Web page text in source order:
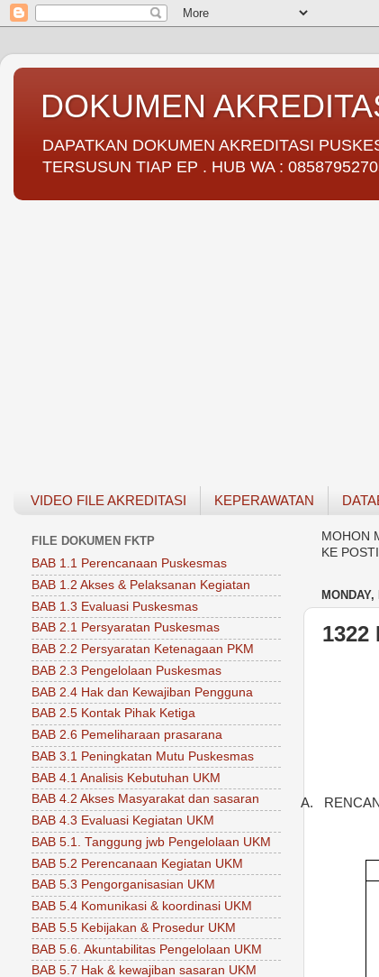
DOKUMEN
DAPATKAN DOKUMEN AKREDITASI
TERSUSUN TIAP EP . HUB WA :
VIDEO FILE AKREDITASI KEPERAWATAN
MOHON
KE
1322
A.
FILE DOKUMEN FKTP
BAB 1.1 Perencanaan Puskesmas
BAB 1.2 Akses & Pelaksanan Kegiatan
BAB 1.3 Evaluasi Puskesmas
BAB 2.1 Persyaratan Puskesmas
BAB 2.2 Persyaratan Ketenagaan PKM
BAB 2.3 Pengelolaan Puskesmas
BAB 2.4 Hak dan Kewajiban Pengguna
BAB 2.5 Kontak Pihak Ketiga
BAB 2.6 Pemeliharaan prasarana
BAB 3.1 Peningkatan Mutu Puskesmas
BAB 4.1 Analisis Kebutuhan UKM
BAB 4.2 Akses Masyarakat dan sasaran
BAB 4.3 Evaluasi Kegiatan UKM
BAB 5.1. Tanggung jwb Pengelolaan UKM
BAB 5.2 Perencanaan Kegiatan UKM
BAB 5.3 Pengorganisasian UKM
BAB 5.4 Komunikasi & koordinasi UKM
BAB 5.5 Kebijakan & Prosedur UKM
BAB 5.6. Akuntabilitas Pengelolaan UKM
BAB 5.7 Hak & kewajiban sasaran UKM